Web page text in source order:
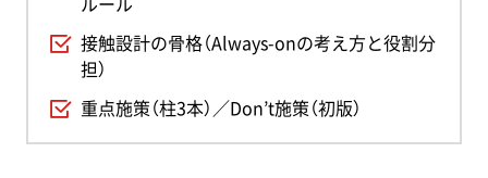
接触設計の骨格（Always-onの考え方と役割分
担）
重点施策（柱3本）／Don’t施策（初版）